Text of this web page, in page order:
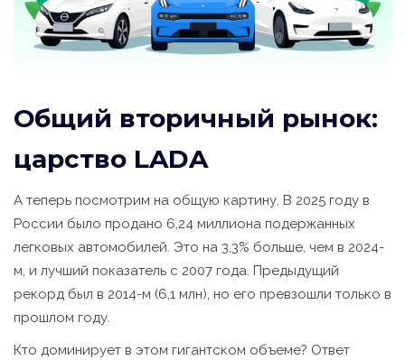
Общий вторичный рынок:
царство LADA
А теперь посмотрим на общую картину. В 2025 году в
России было продано 6,24 миллиона подержанных
легковых автомобилей. Это на 3,3% больше, чем в 2024-
м, и лучший показатель с 2007 года. Предыдущий
рекорд был в 2014-м (6,1 млн), но его превзошли только в
прошлом году.
Кто доминирует в этом гигантском объеме? Ответ